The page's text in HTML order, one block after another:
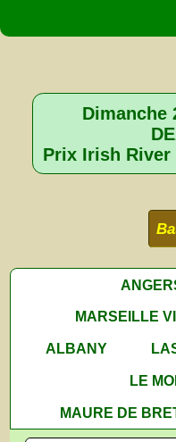
Dimanche
Prix Irish River
MARSEILLE
ALBANY
LE
MAURE DE